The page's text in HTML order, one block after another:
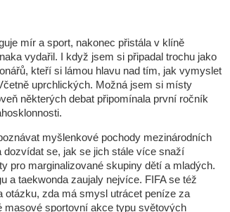
mír a sport, nakonec přistála v klíně
vydařil. I když jsem si připadal trochu jako
kteří si lámou hlavu nad tím, jak vymyslet
uprchlických. Možná jsem si místy
některých debat připomínala první ročník
myšlenkové pochody mezinárodních
se, jak se jich stále více snaží
pro marginalizované skupiny dětí a mladých.
a taekwonda zaujaly nejvíce. FIFA se též
otázku, zda má smysl utrácet peníze za
sportovní akce typu světových